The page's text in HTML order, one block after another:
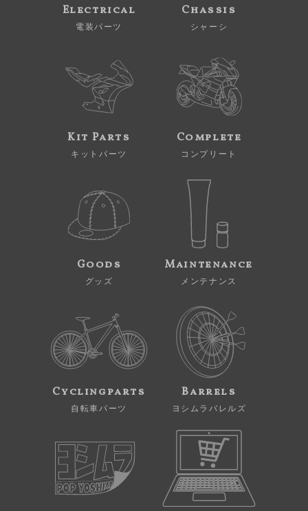
Electrical
電装パーツ
Chassis
シャーシ
Kit Parts
キットパーツ
Complete
コンプリート
Goods
グッズ
Maintenance
メンテナンス
Cyclingparts
自転車パーツ
Barrels
ヨシムラバレルズ